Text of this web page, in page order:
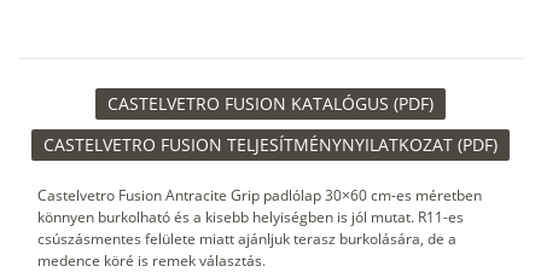
CASTELVETRO FUSION KATALÓGUS (PDF)
CASTELVETRO FUSION TELJESÍTMÉNYNYILATKOZAT (PDF)
Castelvetro Fusion Antracite Grip padlólap 30×60 cm-es méretben
könnyen burkolható és a kisebb helyiségben is jól mutat. R11-es
csúszásmentes felülete miatt ajánljuk terasz burkolására, de a
medence köré is remek választás.